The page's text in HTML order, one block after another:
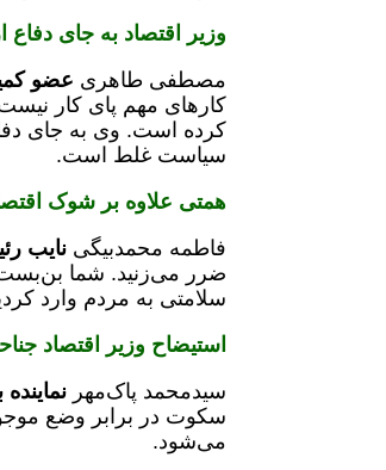
وزیر اقتصاد به جای
مصطفی طاهری عضو
کارهای مهم پای کار
کرده است. وی به جای
سیاست غلط است.
همتی علاوه بر شوک
فاطمه محمدبیگی نایب
ضرر می‌زنید. شما
سلامتی به مردم وارد
استیضاح وزیر اقتصاد
سیدمحمد پاک‌مهر
سکوت در برابر وضع
می‌شود.